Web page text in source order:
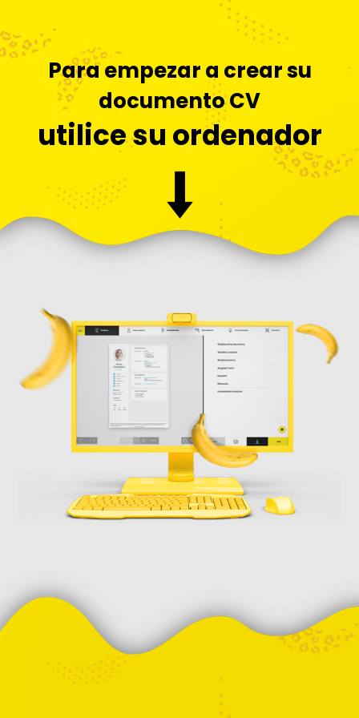
Para empezar a crear su
documento CV
utilice su ordenador